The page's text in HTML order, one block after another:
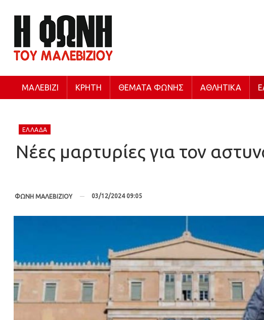
ΜΑΛΕΒΊΖΙ ΚΡΉΤΗ ΘΈΜΑΤΑ ΦΩΝΉΣ ΑΘΛΗΤΙΚΆ
ΕΛΛΆΔΑ
Νέες μαρτυρίες για τον
ΦΩΝΗ ΜΑΛΕΒΙΖΙΟΥ 03/12/2024 09:05